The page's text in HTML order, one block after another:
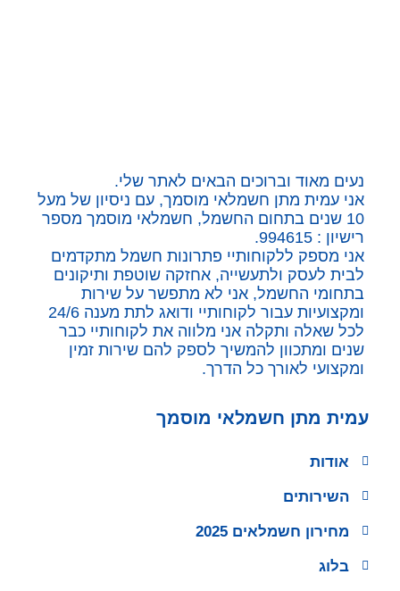
נעים מאוד וברוכים הבאים לאתר שלי.
אני עמית מתן חשמלאי מוסמך, עם ניסיון של מעל
10 שנים בתחום החשמל, חשמלאי מוסמך מספר
רישיון : 994615.
אני מספק ללקוחותיי פתרונות חשמל מתקדמים
לבית לעסק ולתעשייה, אחזקה שוטפת ותיקונים
בתחומי החשמל, אני לא מתפשר על שירות
ומקצועיות עבור לקוחותיי ודואג לתת מענה 24/6
לכל שאלה ותקלה אני מלווה את לקוחותיי כבר
שנים ומתכוון להמשיך לספק להם שירות זמין
ומקצועי לאורך כל הדרך.
עמית מתן חשמלאי מוסמך
אודות
השירותים
מחירון חשמלאים 2025
בלוג